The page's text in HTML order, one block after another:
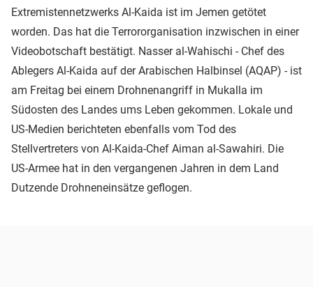
Extremistennetzwerks Al-Kaida ist im Jemen getötet
worden. Das hat die Terrororganisation inzwischen in einer
Videobotschaft bestätigt. Nasser al-Wahischi - Chef des
Ablegers Al-Kaida auf der Arabischen Halbinsel (AQAP) - ist
am Freitag bei einem Drohnenangriff in Mukalla im
Südosten des Landes ums Leben gekommen. Lokale und
US-Medien berichteten ebenfalls vom Tod des
Stellvertreters von Al-Kaida-Chef Aiman al-Sawahiri. Die
US-Armee hat in den vergangenen Jahren in dem Land
Dutzende Drohneneinsätze geflogen.